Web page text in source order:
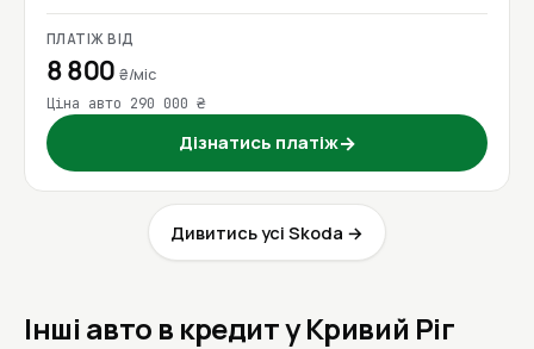
ПЛАТІЖ ВІД
8 800₴/міс
Ціна авто 290 000 ₴
Дізнатись платіж→
Дивитись усі Skoda →
Інші авто в кредит у Кривий Ріг